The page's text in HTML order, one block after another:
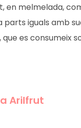
en melmelada,
parts iguals amb
es consumeix
Arilfrut